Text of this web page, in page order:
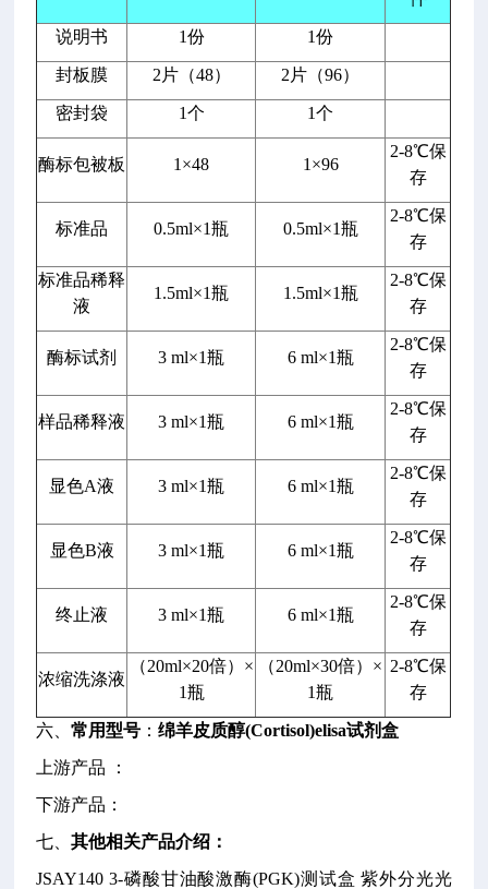
说明书 1份 1份
封板膜 2片（48） 2片（96）
密封袋 1个 1个
酶标包被板 1×48 1×96
2-8℃保
存
标准品 0.5ml×1瓶 0.5ml×1瓶
2-8℃保
存
标准品稀释
液
1.5ml×1瓶 1.5ml×1瓶
2-8℃保
存
酶标试剂 3 ml×1瓶 6 ml×1瓶
2-8℃保
存
样品稀释液 3 ml×1瓶 6 ml×1瓶
2-8℃保
存
显色A液 3 ml×1瓶 6 ml×1瓶
2-8℃保
存
显色B液 3 ml×1瓶 6 ml×1瓶
2-8℃保
存
终止液 3 ml×1瓶 6 ml×1瓶
2-8℃保
存
浓缩洗涤液
（20ml×20倍）×
1瓶
（20ml×30倍）×
1瓶
2-8℃保
存
六、常用型号 ：绵羊皮质醇(Cortisol)elisa试剂盒
上游产品 ：
下游产品：
七、其他相关产品介绍：
JSAY140 3-磷酸甘油酸激酶(PGK)测试盒 紫外分光光